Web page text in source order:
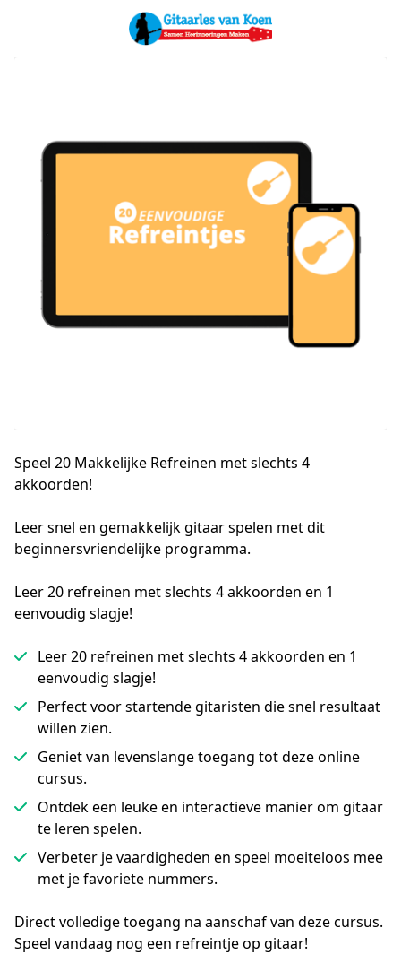
Speel 20 Makkelijke Refreinen met slechts 4
akkoorden!
Leer snel en gemakkelijk gitaar spelen met dit
beginnersvriendelijke programma.
Leer 20 refreinen met slechts 4 akkoorden en 1
eenvoudig slagje!
Leer 20 refreinen met slechts 4 akkoorden en 1
eenvoudig slagje!
Perfect voor startende gitaristen die snel resultaat
willen zien.
Geniet van levenslange toegang tot deze online
cursus.
Ontdek een leuke en interactieve manier om gitaar
te leren spelen.
Verbeter je vaardigheden en speel moeiteloos mee
met je favoriete nummers.
Direct volledige toegang na aanschaf van deze cursus.
Speel vandaag nog een refreintje op gitaar!